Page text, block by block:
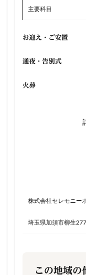
主要科目
お迎え・ご安置
通夜・告別式
火葬
株式会社セレモニー
埼玉県加須市柳生
この地域の